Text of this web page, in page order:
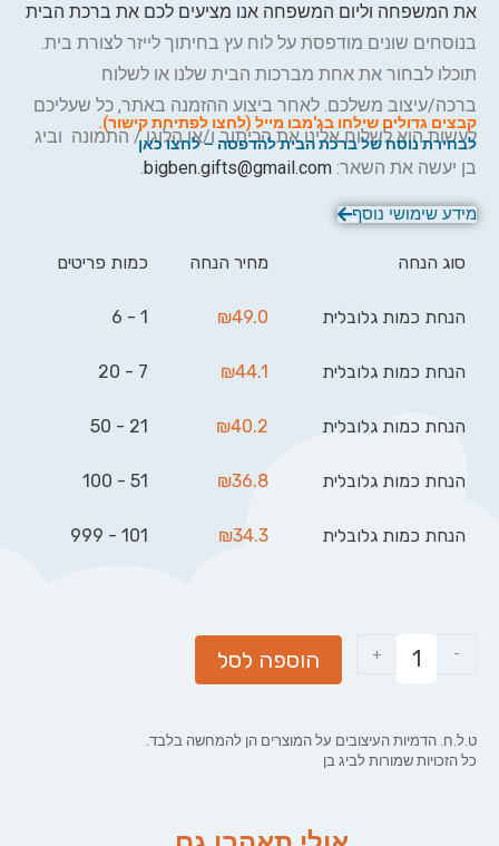
את המשפחה וליום המשפחה אנו מציעים לכם את ברכת הבית
בנוסחים שונים מודפסת על לוח עץ בחיתוך לייזר לצורת בית.
תוכלו לבחור את אחת מברכות הבית שלנו או לשלוח
ברכה/עיצוב משלכם. לאחר ביצוע ההזמנה באתר, כל שעליכם
לעשות הוא לשלוח אלינו את הכיתוב ו/או הלוגו / התמונה וביג
בן יעשה את השאר: bigben.gifts@gmail.com
.
קבצים גדולים שילחו בג'מבו מייל (לחצו לפתיחת קישור).
לבחירת נוסח של ברכת הבית להדפסה – לחצו כאן
מידע שימושי נוסף
סוג הנחה מחיר הנחה כמות פריטים
הנחת כמות גלובלית ₪49.0
1 - 6
הנחת כמות גלובלית ₪44.1
7 - 20
הנחת כמות גלובלית ₪40.2
21 - 50
הנחת כמות גלובלית ₪36.8
51 - 100
הנחת כמות גלובלית ₪34.3
101 - 999
-
+ הוספה לסל
ט.ל.ח. הדמיות העיצובים על המוצרים הן להמחשה בלבד.
כל הזכויות שמורות לביג בן